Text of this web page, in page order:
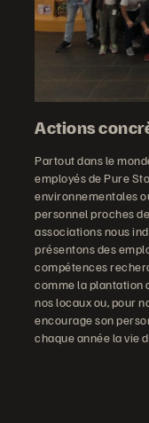
Actions
Partout dans le
employés de Pure
environnementales
personnel proches
associations nous
présentons des
compétences
comme la plantation
nos locaux ou, pour
encourage son
chaque année la vie